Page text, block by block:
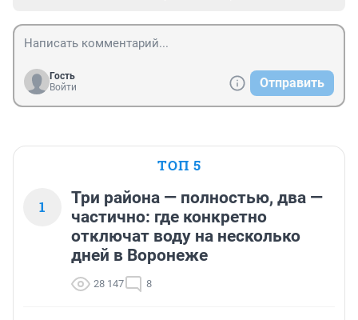
Гость
Войти
Отправить
ТОП 5
1
Три района — полностью, два —
частично: где конкретно
отключат воду на несколько
дней в Воронеже
28 147 8